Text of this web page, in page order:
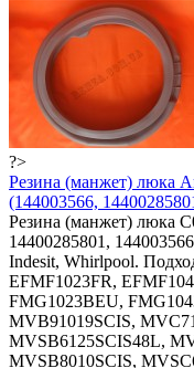
?>
Резина (манжет) люка
(144003566,
Резина (манжет) люка
14400285801,
Indesit, Whirlpool.
EFMF1023FR,
FMG1023BEU,
MVB91019SCIS,
MVSB6125SCIS48L,
MVSB8010SCIS,